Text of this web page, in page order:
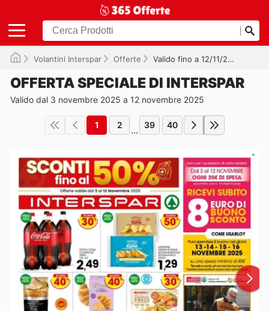
Volantini Interspar Offerte Valido fino a 12/11/2025
OFFERTA SPECIALE DI INTERSPAR
Valido dal 3 novembre 2025 a 12 novembre 2025
1 2 ... 39 40